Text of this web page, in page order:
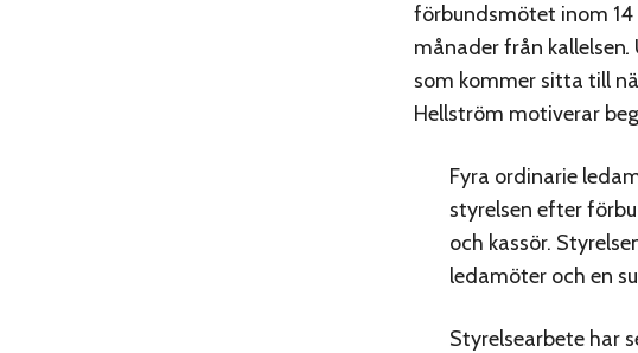
förbundsmötet inom
månader från kallelsen.
som kommer sitta till
Hellström motiverar
Fyra ordinarie
styrelsen efter
och kassör.
ledamöter och en
Styrelsearbete har